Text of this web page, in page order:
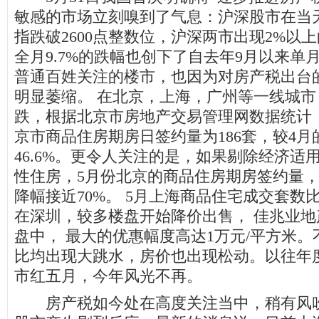
敏感的市场立刻嗅到了气息：沪深股市在当
指跌破2600点整数位，沪深两市出现2%以
全月9.7%的跌幅也创下了自去年9月以来单
普通百姓关注的楼市，也因为对房产税出台
明显萎缩。 在北京，上海，广州等一线城
跌，根据北京市房地产交易管理网数据统计
京市商品住房期房日签约量为186套，较4月
46.6%。更令人关注的是，如果剔除经济适
性住房，5月份北京的商品住房期房签约量
降幅接近70%。 5月上海商品住宅成交套数
在深圳，较多楼盘开始降价出售， 佳兆业
盘中， 最大的优惠幅度高达1万元/平方米
比均出现大跳水，房价也出现松动。以往年
市红五月，今年风光不再。
房产税如今处在高度关注当中，稍有风